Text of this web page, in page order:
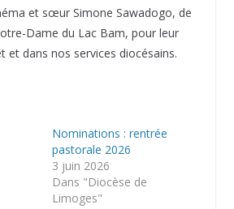
et sœur Simone Sawadogo, de
Dame du Lac Bam, pour leur
et dans nos services diocésains.
Nominations : rentrée
pastorale 2026
3 juin 2026
Dans "Diocèse de
Limoges"